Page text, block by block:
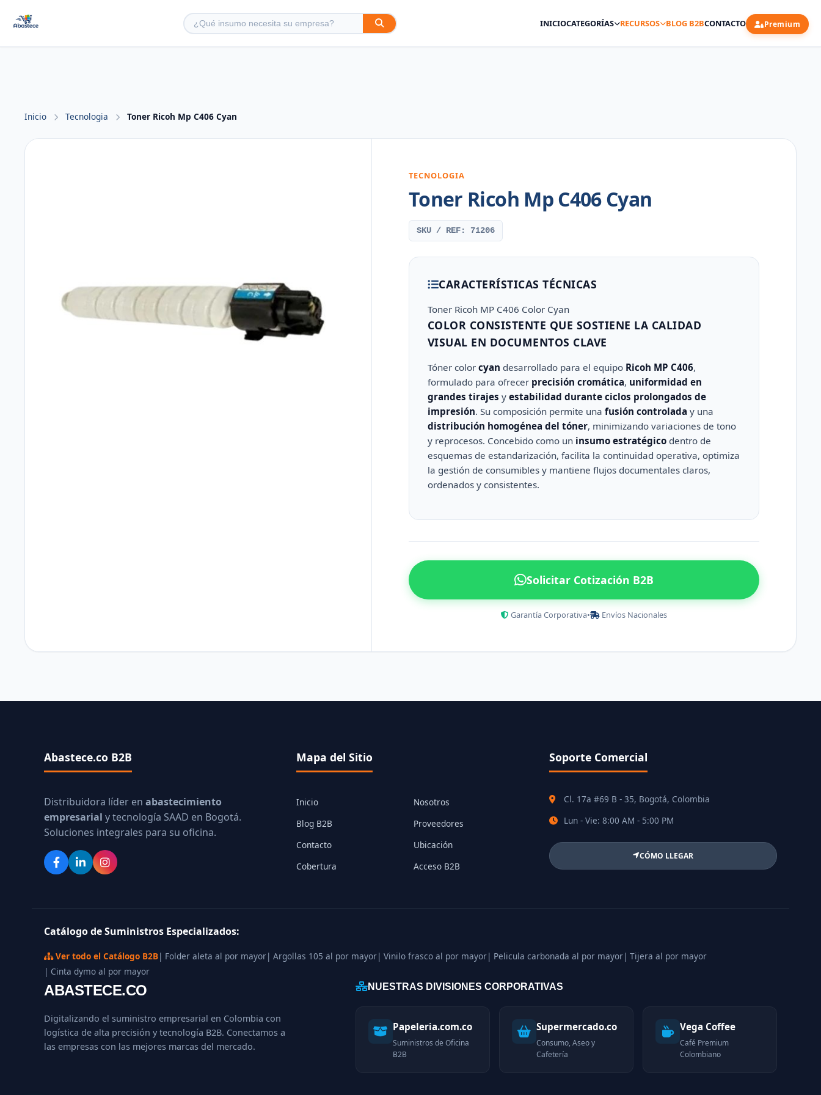
INICIOCATEGORÍAS RECURSOS BLOG B2BCONTACTO Premium
Inicio Tecnologia Toner Ricoh Mp C406 Cyan
TECNOLOGIA
Toner Ricoh Mp C406 Cyan
SKU / REF: 71206
CARACTERÍSTICAS TÉCNICAS
Toner Ricoh MP C406 Color Cyan
COLOR CONSISTENTE QUE SOSTIENE LA CALIDAD
VISUAL EN DOCUMENTOS CLAVE
Tóner color cyan desarrollado para el equipo Ricoh MP C406,
formulado para ofrecer precisión cromática, uniformidad en
grandes tirajes y estabilidad durante ciclos prolongados de
impresión. Su composición permite una fusión controlada y una
distribución homogénea del tóner, minimizando variaciones de tono
y reprocesos. Concebido como un insumo estratégicodentro de
esquemas de estandarización, facilita la continuidad operativa, optimiza
la gestión de consumibles y mantiene flujos documentales claros,
ordenados y consistentes.
Solicitar Cotización B2B
Garantía Corporativa• Envíos Nacionales
Abastece.co B2B
Distribuidora líder en abastecimiento
empresarial y tecnología SAAD en Bogotá.
Soluciones integrales para su oficina.
Mapa del Sitio
Inicio
Nosotros
Blog B2B
Proveedores
Contacto
Ubicación
Cobertura
Acceso B2B
Soporte Comercial
Cl. 17a #69 B - 35, Bogotá, Colombia
Lun - Vie: 8:00 AM - 5:00 PM
CÓMO LLEGAR
Catálogo de Suministros Especializados:
Ver todo el Catálogo B2B| Folder aleta al por mayor| Argollas 105 al por mayor| Vinilo frasco al por mayor| Pelicula carbonada al por mayor| Tijera al por mayor
| Cinta dymo al por mayor
ABASTECE.CO
Digitalizando el suministro empresarial en Colombia con
logística de alta precisión y tecnología B2B. Conectamos a
las empresas con las mejores marcas del mercado.
NUESTRAS DIVISIONES CORPORATIVAS
Papeleria.com.co
Suministros de Oficina
B2B
Supermercado.co
Consumo, Aseo y
Cafetería
Vega Coffee
Café Premium
Colombiano